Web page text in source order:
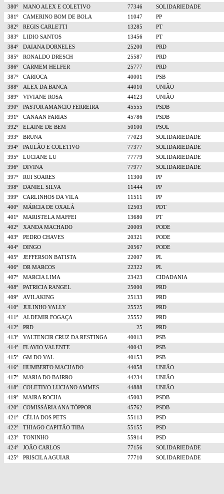
380º
MANO ALEX E COLETIVO 77346
SOLIDARIEDADE
381º
CAMERINO BOM DE BOLA 11047
PP
382º
REGIS CARLETTI 13285
PT
383º
LIDIO SANTOS 13456
PT
384º
DAIANA DORNELES 25200
PRD
385º
RONALDO DRESCH 25587
PRD
386º
CARMEM HELFER 25777
PRD
387º
CARIOCA 40001
PSB
388º
ALEX DA BANCA 44010
UNIÃO
389º
VIVIANE ROSA 44123
UNIÃO
390º
PASTOR AMANCIO FERREIRA 45555
PSDB
391º
CANAAN FARIAS 45786
PSDB
392º
ELAINE DE BEM 50100
PSOL
393º
BRUNA 77023
SOLIDARIEDADE
394º
PAULÃO E COLETIVO 77377
SOLIDARIEDADE
395º
LUCIANE LU 77779
SOLIDARIEDADE
396º
DIVINA 77977
SOLIDARIEDADE
397º
RUI SOARES 11300
PP
398º
DANIEL SILVA 11444
PP
399º
CARLINHOS DA VILA 11511
PP
400º
MÁRCIA DE OXALÁ 12503
PDT
401º
MARISTELA MAFFEI 13680
PT
402º
XANDA MACHADO 20009
PODE
403º
PEDRO CHAVES 20321
PODE
404º
DINGO 20567
PODE
405º
JEFFERSON BATISTA 22007
PL
406º
DR MARCOS 22322
PL
407º
MARCIA LIMA 23423
CIDADANIA
408º
PATRICIA RANGEL 25000
PRD
409º
AVILAKING 25133
PRD
410º
JULINHO VALLY 25525
PRD
411º
ALDEMIR FOGAÇA 25552
PRD
412º
PRD 25
PRD
413º
VALTENCIR CRUZ DA RESTINGA 40013
PSB
414º
FLAVIO VALENTE 40043
PSB
415º
GM DO VAL 40153
PSB
416º
HUMBERTO MACHADO 44058
UNIÃO
417º
MARIA DO BAIRRO 44234
UNIÃO
418º
COLETIVO LUCIANO AMMES 44888
UNIÃO
419º
MAIRA ROCHA 45003
PSDB
420º
COMISSÁRIA ANA TÓPPOR 45762
PSDB
421º
CÉLIA DOS PETS 55113
PSD
422º
THIAGO CAPITÃO TIBA 55155
PSD
423º
TONINHO 55914
PSD
424º
JOÃO CARLOS 77156
SOLIDARIEDADE
425º
PRISCILA AGUIAR 77710 SOLIDARIEDADE